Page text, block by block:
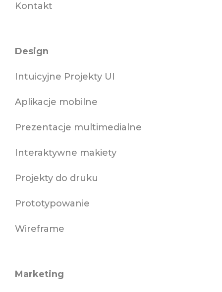
Kontakt
Design
Intuicyjne Projekty UI
Aplikacje mobilne
Prezentacje multimedialne
Interaktywne makiety
Projekty do druku
Prototypowanie
Wireframe
Marketing